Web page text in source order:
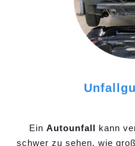
Ein Autounfall kann
schwer zu sehen, wie